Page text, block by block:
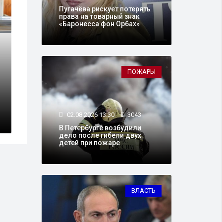
источником
россиян
11.04.2025 11:50
В
блокировок
Пугачёва рискует потерять
права на товарный знак
«Баронесса фон Орбах»
ПОЖАРЫ
02.08.2026 13:30 3043
В Петербурге возбудили
дело после гибели двух
детей при пожаре
ВЛАСТЬ